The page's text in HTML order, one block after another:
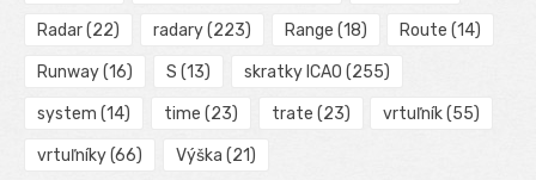
Radar(22) radary(223) Range (18) Route (14)
Runway(16) S (13) skratky ICAO (255)
system (14) time (23) trate (23) vrtuľník(55)
vrtuľníky(66) Výška (21)